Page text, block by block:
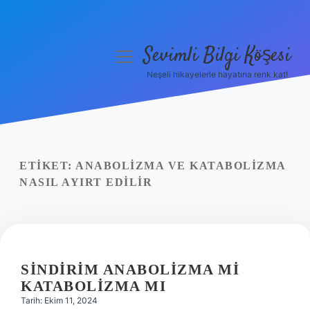
Yasal Uyarı
menüyüSevimli Bilgi Köşesi
Neşeli hikayelerle hayatına renk kat!
ETIKET: ANABOLIZMA VE KATABOLIZMA
NASIL AYIRT EDILIR
SINDIRIM ANABOLIZMA MI
KATABOLIZMA MI
Tarih: Ekim 11, 2024